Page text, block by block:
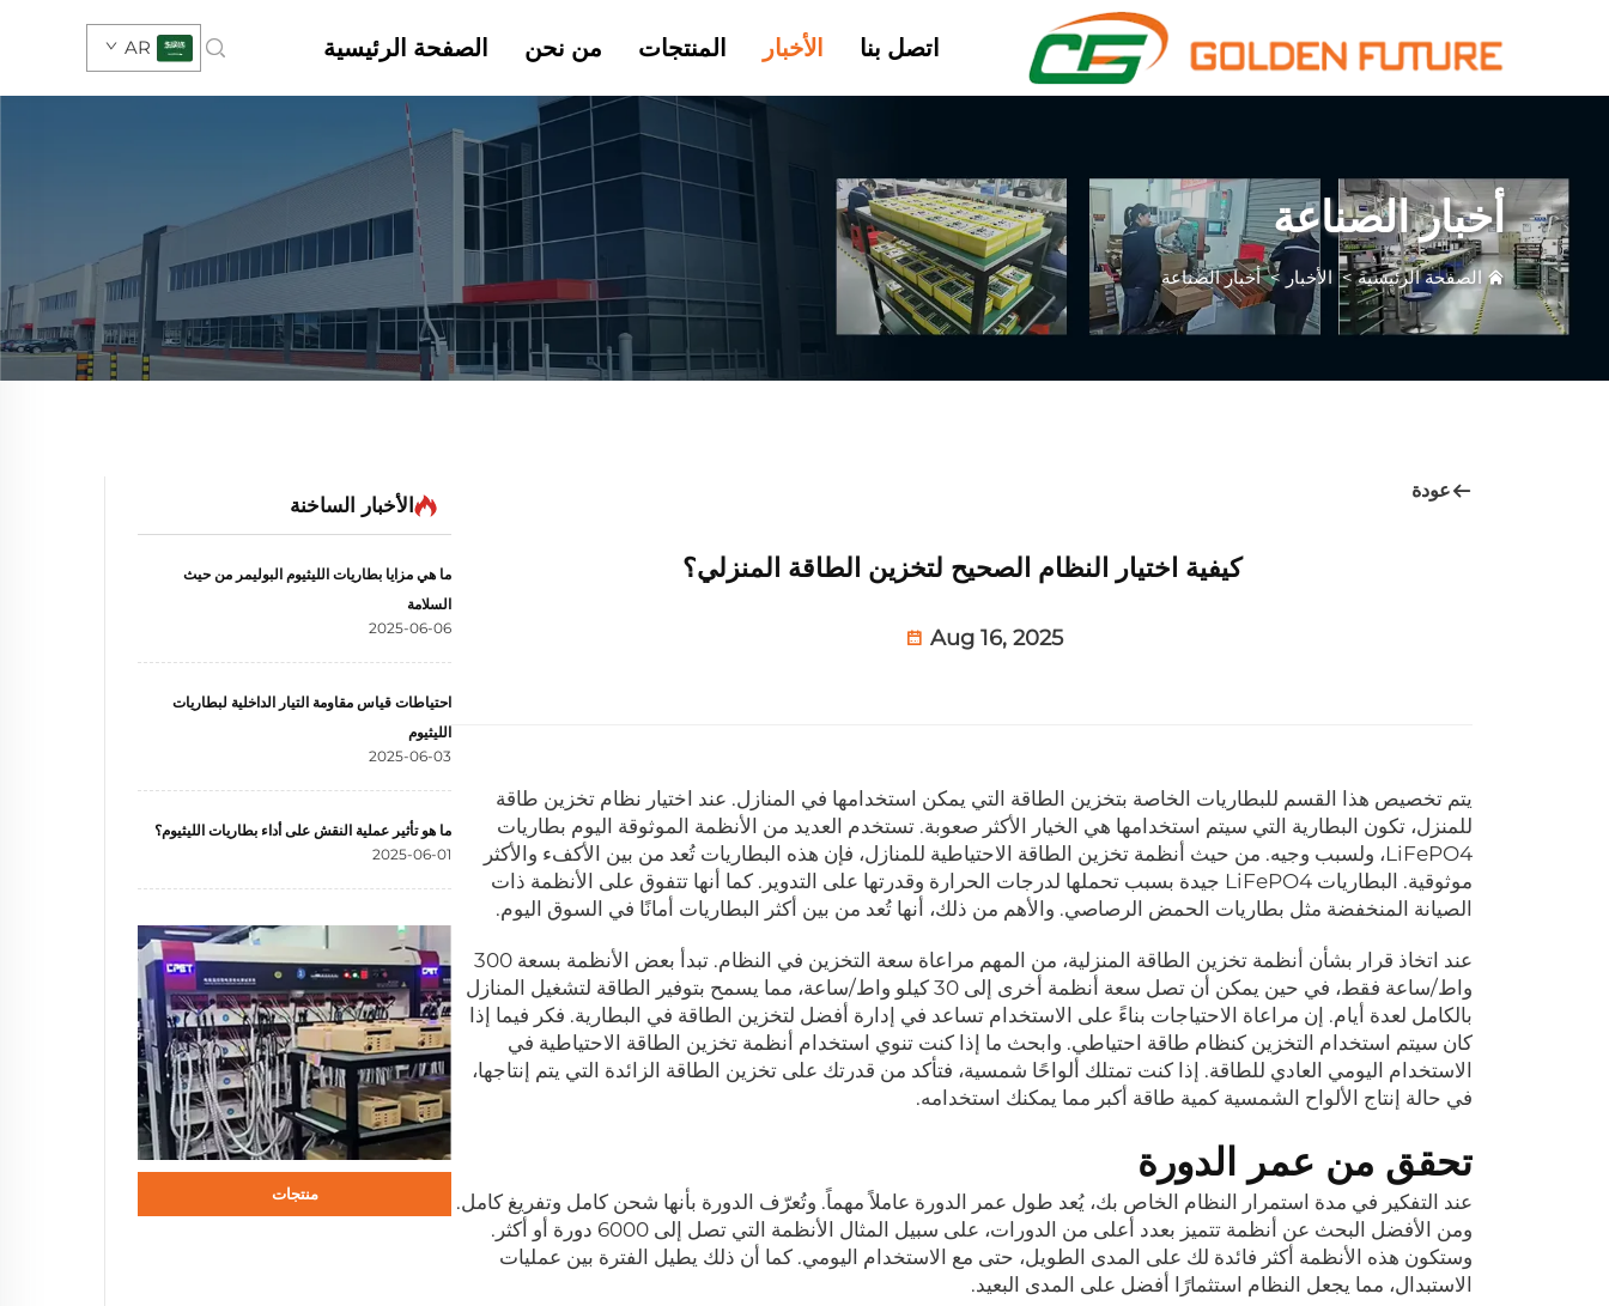
الصفحة الرئيسية من نحن المنتجات الأخبار اتصل بنا AR
أخبار الصناعة
الصفحة الرئيسية> الأخبار >أخبار الصناعة
عودة
كيفية اختيار النظام الصحيح لتخزين الطاقة المنزلي؟
Aug 16, 2025
يتم تخصيص هذا القسم للبطاريات الخاصة بتخزين الطاقة التي يمكن استخدامها في المنازل. عند اختيار نظام تخزين طاقة
للمنزل، تكون البطارية التي سيتم استخدامها هي الخيار الأكثر صعوبة. تستخدم العديد من الأنظمة الموثوقة اليوم بطاريات
LiFePO4، ولسبب وجيه. من حيث أنظمة تخزين الطاقة الاحتياطية للمنازل، فإن هذه البطاريات تُعد من بين الأكفء والأكثر
موثوقية. البطاريات LiFePO4 جيدة بسبب تحملها لدرجات الحرارة وقدرتها على التدوير. كما أنها تتفوق على الأنظمة ذات
الصيانة المنخفضة مثل بطاريات الحمض الرصاصي. والأهم من ذلك، أنها تُعد من بين أكثر البطاريات أمانًا في السوق اليوم.
عند اتخاذ قرار بشأن أنظمة تخزين الطاقة المنزلية، من المهم مراعاة سعة التخزين في النظام. تبدأ بعض الأنظمة بسعة 300
واط/ساعة فقط، في حين يمكن أن تصل سعة أنظمة أخرى إلى 30 كيلو واط/ساعة، مما يسمح بتوفير الطاقة لتشغيل المنازل
بالكامل لعدة أيام. إن مراعاة الاحتياجات بناءً على الاستخدام تساعد في إدارة أفضل لتخزين الطاقة في البطارية. فكر فيما إذا
كان سيتم استخدام التخزين كنظام طاقة احتياطي. وابحث ما إذا كنت تنوي استخدام أنظمة تخزين الطاقة الاحتياطية في
الاستخدام اليومي العادي للطاقة. إذا كنت تمتلك ألواحًا شمسية، فتأكد من قدرتك على تخزين الطاقة الزائدة التي يتم إنتاجها،
في حالة إنتاج الألواح الشمسية كمية طاقة أكبر مما يمكنك استخدامه.
تحقق من عمر الدورة
عند التفكير في مدة استمرار النظام الخاص بك، يُعد طول عمر الدورة عاملاً مهماً. وتُعرّف الدورة بأنها شحن كامل وتفريغ كامل.
ومن الأفضل البحث عن أنظمة تتميز بعدد أعلى من الدورات، على سبيل المثال الأنظمة التي تصل إلى 6000 دورة أو أكثر.
وستكون هذه الأنظمة أكثر فائدة لك على المدى الطويل، حتى مع الاستخدام اليومي. كما أن ذلك يطيل الفترة بين عمليات
الاستبدال، مما يجعل النظام استثمارًا أفضل على المدى البعيد.
الأخبار الساخنة
ما هي مزايا بطاريات الليثيوم البوليمر من حيث
السلامة
2025-06-06
احتياطات قياس مقاومة التيار الداخلية لبطاريات
الليثيوم
2025-06-03
ما هو تأثير عملية النقش على أداء بطاريات الليثيوم؟
2025-06-01
منتجات